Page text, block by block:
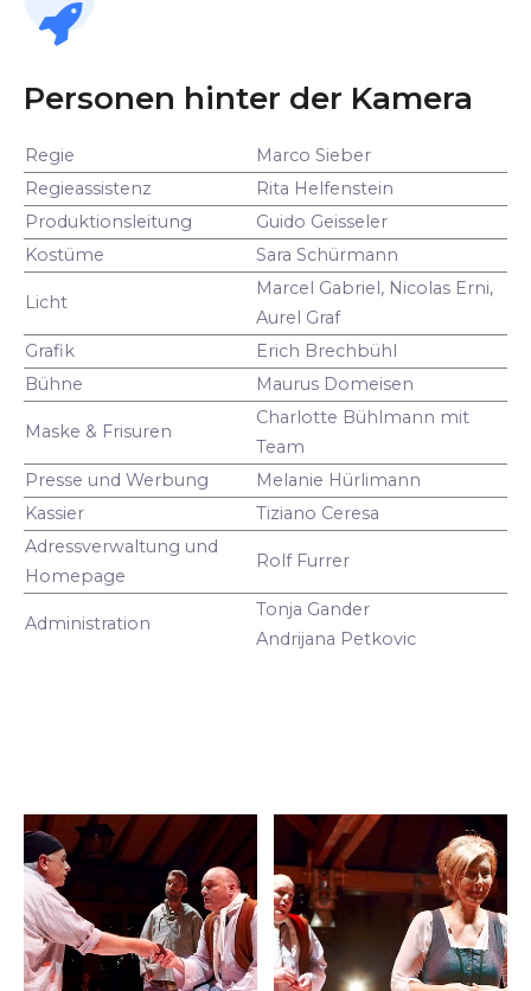
Personen hinter der Kamera
Regie
Marco Sieber
Regieassistenz
Rita Helfenstein
Produktionsleitung
Guido Geisseler
Kostüme
Sara Schürmann
Licht
Marcel Gabriel, Nicolas Erni,
Aurel Graf
Grafik
Erich Brechbühl
Bühne
Maurus Domeisen
Maske & Frisuren
Charlotte Bühlmann mit
Team
Presse und Werbung
Melanie Hürlimann
Kassier
Tiziano Ceresa
Adressverwaltung und
Homepage
Rolf Furrer
Administration
Tonja Gander
Andrijana Petkovic